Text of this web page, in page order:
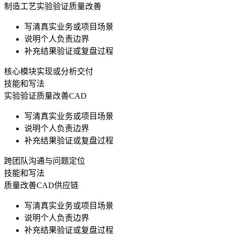
制造工艺实验验证质量改善
写清真实业务或项目场景
说明个人负责边界
补充结果验证或复盘过程
核心模块实现或分析交付
技能和写法
实验验证质量改善CAD
写清真实业务或项目场景
说明个人负责边界
补充结果验证或复盘过程
跨团队沟通与问题定位
技能和写法
质量改善CAD供应链
写清真实业务或项目场景
说明个人负责边界
补充结果验证或复盘过程